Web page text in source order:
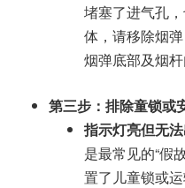
堵塞了进气孔
体，请移除烟
烟弹底部及烟杆
第三步：排除童锁或
指示灯亮但无
是最常见的“假
置了儿童锁或